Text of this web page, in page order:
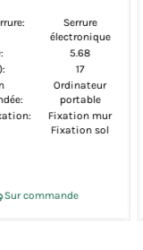
Poids (kg):
Volume (L):
Utilisation
recommandée:
Type de fixation: